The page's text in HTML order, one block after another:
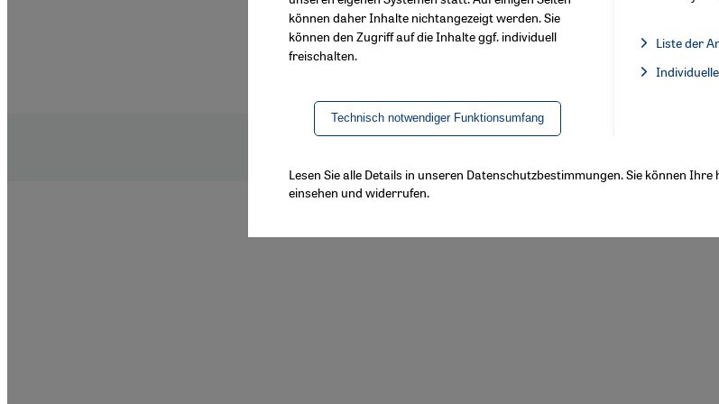
können daher Inhalte nichtangezeigt werden. Sie
können den Zugriff auf die Inhalte ggf. individuell
freischalten.
Technisch notwendiger Funktionsumfang
Liste der
Facebook
Lesen Sie alle Details in unseren Datenschutzbestimmungen. Sie können
einsehen und widerrufen.